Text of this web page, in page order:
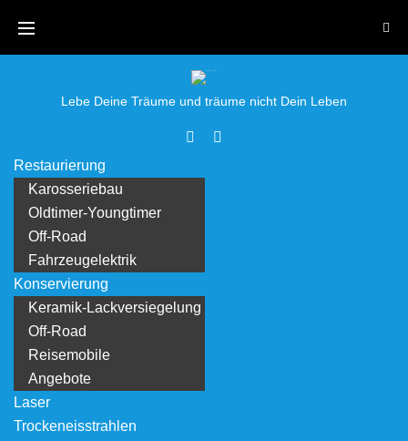
content
Lebe Deine Träume und träume nicht Dein Leben
Restaurierung
Karosseriebau
Oldtimer-Youngtimer
Off-Road
Fahrzeugelektrik
Konservierung
Keramik-Lackversiegelung
Off-Road
Reisemobile
Angebote
Laser
Trockeneisstrahlen